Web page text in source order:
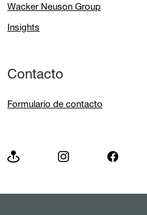
Wacker Neuson Group
Insights
Contacto
Formulario de contacto